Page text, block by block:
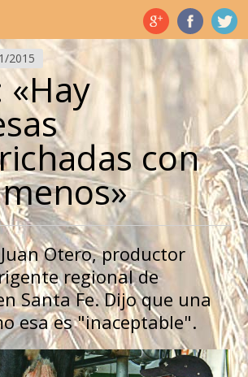
2015
«Hay
con
Otero, productor
regional de
Santa Fe. Dijo que una
esa es "inaceptable".